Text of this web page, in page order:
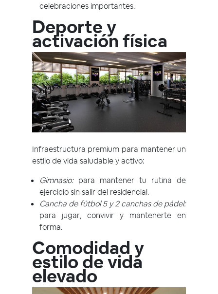
celebraciones importantes.
Deporte y
activación física
Infraestructura premium para mantener un
estilo de vida saludable y activo:
Gimnasio:para mantener tu rutina de
ejercicio sin salir del residencial.
Cancha de fútbol 5 y 2 canchas de pádel:
para jugar, convivir y mantenerte en
forma.
Comodidad y
estilo de vida
elevado